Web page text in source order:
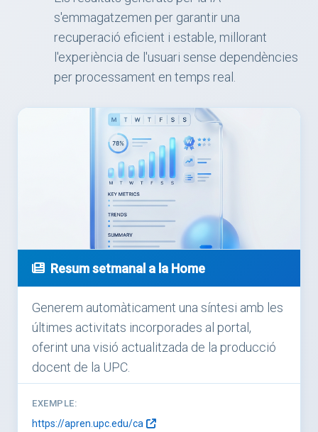
s'emmagatzemen per garantir una
recuperació eficient i estable, millorant
l'experiència de l'usuari sense dependències
per processament en temps real.
Resum setmanal a la Home
Generem automàticament una síntesi amb les
últimes activitats incorporades al portal,
oferint una visió actualitzada de la producció
docent de la UPC.
EXEMPLE:
https://apren.upc.edu/ca